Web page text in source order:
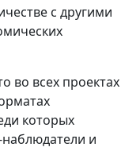
с другими
во всех проектах
которых
наблюдатели и